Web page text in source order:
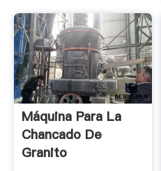
Máquina Para La
Chancado De
Granito